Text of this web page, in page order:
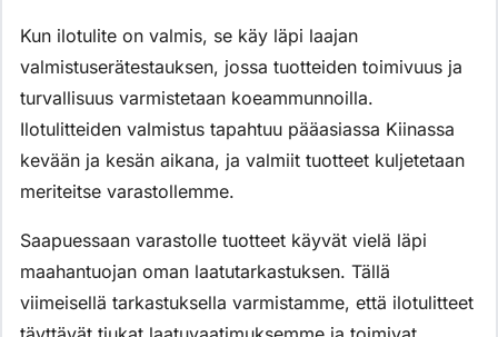
Kun ilotulite on valmis, se käy läpi laajan
valmistuserätestauksen, jossa tuotteiden toimivuus ja
turvallisuus varmistetaan koeammunnoilla.
Ilotulitteiden valmistus tapahtuu pääasiassa Kiinassa
kevään ja kesän aikana, ja valmiit tuotteet kuljetetaan
meriteitse varastollemme.
Saapuessaan varastolle tuotteet käyvät vielä läpi
maahantuojan oman laatutarkastuksen. Tällä
viimeisellä tarkastuksella varmistamme, että ilotulitteet